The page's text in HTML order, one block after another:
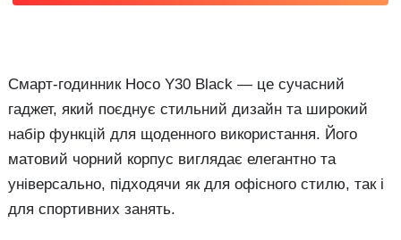
Смарт-годинник Hoco Y30 Black — це сучасний
гаджет, який поєднує стильний дизайн та широкий
набір функцій для щоденного використання. Його
матовий чорний корпус виглядає елегантно та
універсально, підходячи як для офісного стилю, так і
для спортивних занять.